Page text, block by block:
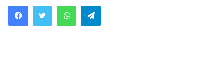
WhatsAppTelegram